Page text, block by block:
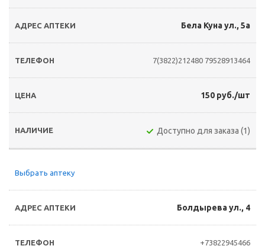
Бела Куна ул., 5а
7(3822)212480 79528913464
150 руб./шт
Доступно для заказа (1)
Выбрать аптеку
Болдырева ул., 4
+73822945466